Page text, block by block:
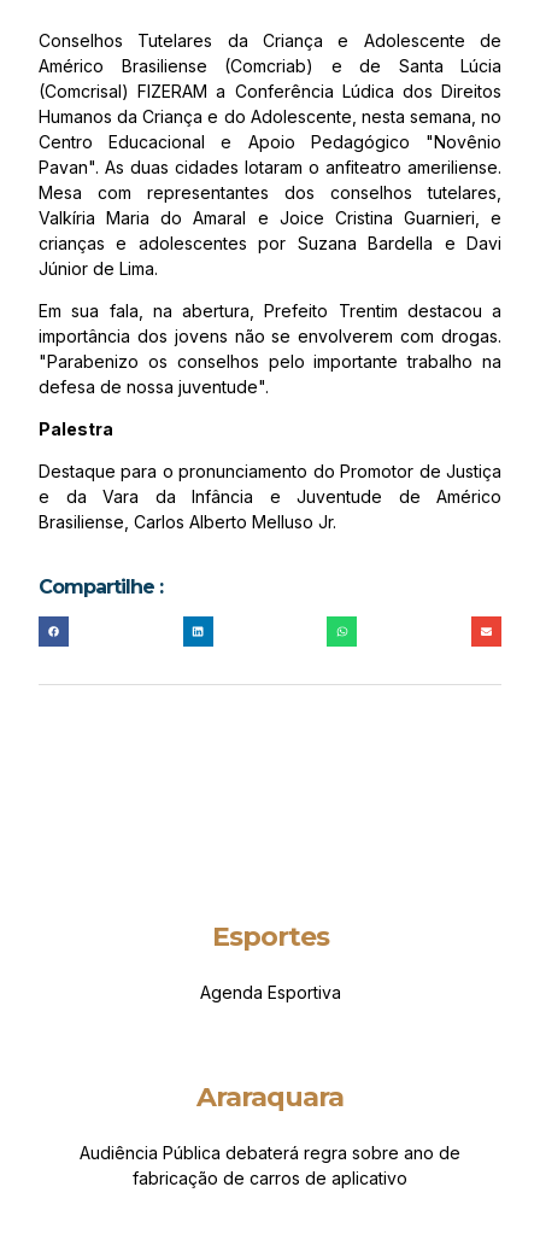
Conselhos Tutelares da Criança e Adolescente de
Américo Brasiliense (Comcriab) e de Santa Lúcia
(Comcrisal) FIZERAM a Conferência Lúdica dos Direitos
Humanos da Criança e do Adolescente, nesta semana, no
Centro Educacional e Apoio Pedagógico "Novênio
Pavan". As duas cidades lotaram o anfiteatro ameriliense.
Mesa com representantes dos conselhos tutelares,
Valkíria Maria do Amaral e Joice Cristina Guarnieri, e
crianças e adolescentes por Suzana Bardella e Davi
Júnior de Lima.
Em sua fala, na abertura, Prefeito Trentim destacou a
importância dos jovens não se envolverem com drogas.
"Parabenizo os conselhos pelo importante trabalho na
defesa de nossa juventude".
Palestra
Destaque para o pronunciamento do Promotor de Justiça
e da Vara da Infância e Juventude de Américo
Brasiliense, Carlos Alberto Melluso Jr.
Compartilhe :
Esportes
Agenda Esportiva
Araraquara
Audiência Pública debaterá regra sobre ano de
fabricação de carros de aplicativo